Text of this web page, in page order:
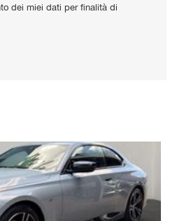
dei miei dati per finalità di